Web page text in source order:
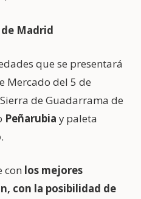
Madrid
que se presentará
Mercado del 5 de
de Guadarrama de
Peñarubia y paleta
.
con los mejores
con la posibilidad de